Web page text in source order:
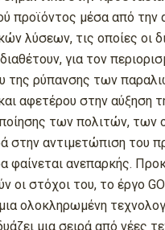
προϊόντος μέσα από
λύσεων, τις οποίες οι
για τον
της ρύπανσης των
αφετέρου στην αύξηση
των πολιτών, των
στην αντιμετώπιση του
φαίνεται ανεπαρκής.
οι στόχοι του, το έργο
ολοκληρωμένη
μια σειρά από νέες